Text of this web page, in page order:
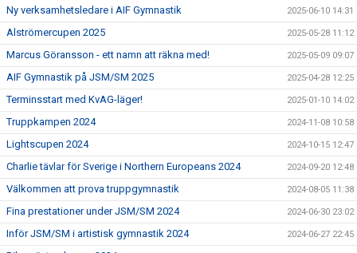
Ny verksamhetsledare i AIF Gymnastik 2025-06-10 14:31
Alströmercupen 2025 2025-05-28 11:12
Marcus Göransson - ett namn att räkna med! 2025-05-09 09:07
AIF Gymnastik på JSM/SM 2025 2025-04-28 12:25
Terminsstart med KvAG-läger! 2025-01-10 14:02
Truppkampen 2024 2024-11-08 10:58
Lightscupen 2024 2024-10-15 12:47
Charlie tävlar för Sverige i Northern Europeans 2024 2024-09-20 12:48
Välkommen att prova truppgymnastik 2024-08-05 11:38
Fina prestationer under JSM/SM 2024 2024-06-30 23:02
Inför JSM/SM i artistisk gymnastik 2024 2024-06-27 22:45